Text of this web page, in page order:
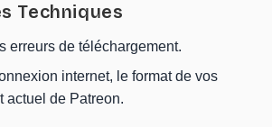
Techniques
erreurs de téléchargement.
internet, le format de vos
actuel de Patreon.